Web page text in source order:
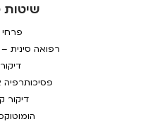
שיטות
רפואה סינית
פסיכותרפיה
דיקור